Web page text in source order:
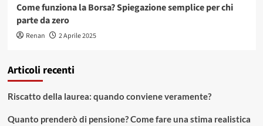
Come funziona la Borsa? Spiegazione semplice per chi
parte da zero
Renan 2 Aprile 2025
Articoli recenti
Riscatto della laurea: quando conviene veramente?
Quanto prenderò di pensione? Come fare una stima realistica